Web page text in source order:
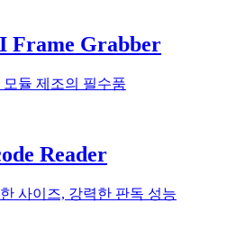
Frame Grabber
모듈 제조의 필수품
Reader
사이즈, 강력한 판독 성능